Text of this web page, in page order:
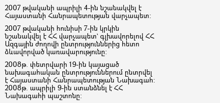
2007 թվականի ապրիլի 4-ին նշանակվել է
Հայաստանի Հանրապետության վարչապետ:
2007 թվականի հունիսի 7-ին կրկին
նշանակվել է ՀՀ վարչապետ` գլխավորելով ՀՀ
Ազգային ժողովի ընտրություններից հետո
ձևավորված կառավարությունը:
2008թ. փետրվարի 19-ին կայացած
նախագահական ընտրություններում ընտրվել
է Հայաստանի Հանրապետության Նախագահ:
2008թ. ապրիլի 9-ին ստանձնել է ՀՀ
Նախագահի պաշտոնը: